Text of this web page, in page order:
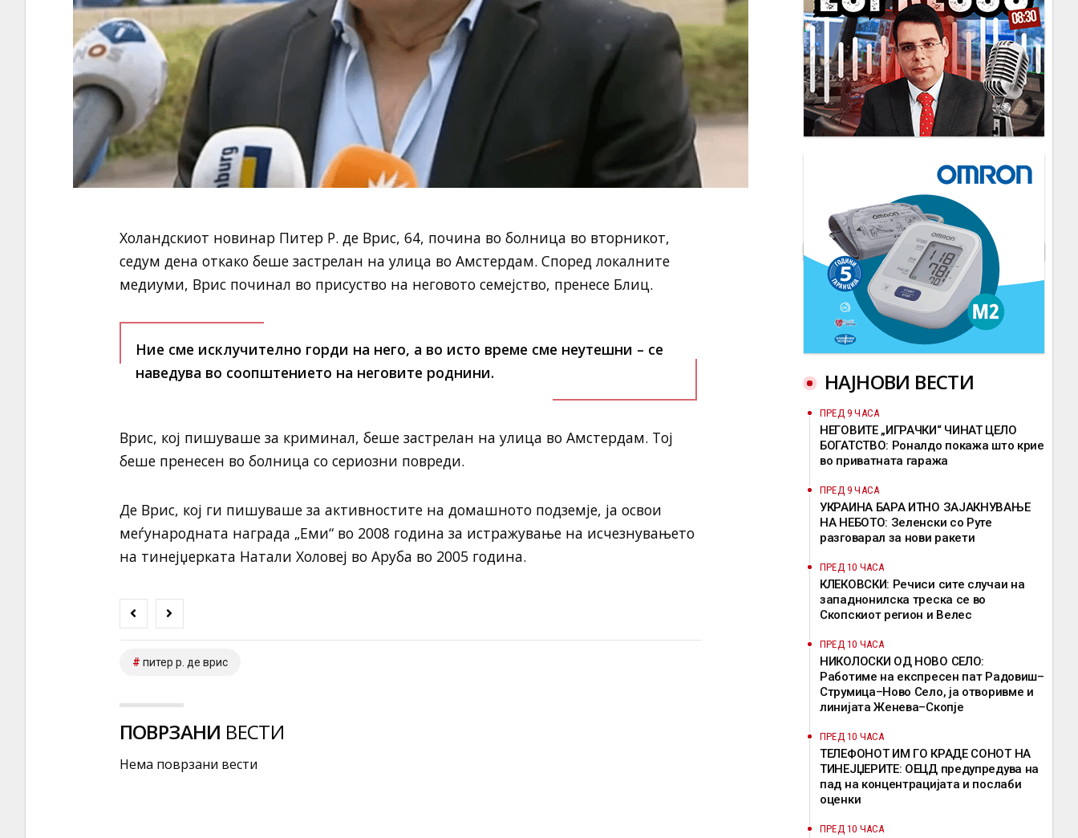
Холандскиот новинар Питер Р. де Врис, 64, почина во болница во вторникот,
седум дена откако беше застрелан на улица во Амстердам. Според локалните
медиуми, Врис починал во присуство на неговото семејство, пренесе Блиц.
Ние сме исклучително горди на него, а во исто време сме неутешни – се
наведува во соопштението на неговите роднини.
Врис, кој пишуваше за криминал, беше застрелан на улица во Амстердам. Тој
беше пренесен во болница со сериозни повреди.
Де Врис, кој ги пишуваше за активностите на домашното подземје, ја освои
меѓународната награда „Еми“ во 2008 година за истражување на исчезнувањето
на тинејџерката Натали Холовеј во Аруба во 2005 година.
питер р. де врис
ПОВРЗАНИ ВЕСТИ
Нема поврзани вести
НАЈНОВИ ВЕСТИ
ПРЕД 9 ЧАСА
НЕГОВИТЕ „ИГРАЧКИ“ ЧИНАТ ЦЕЛО
БОГАТСТВО: Роналдо покажа што крие
во приватната гаража
ПРЕД 9 ЧАСА
УКРАИНА БАРА ИТНО ЗАЈАКНУВАЊЕ
НА НЕБОТО: Зеленски со Руте
разговарал за нови ракети
ПРЕД 10 ЧАСА
КЛЕКОВСКИ: Речиси сите случаи на
западнонилска треска се во
Скопскиот регион и Велес
ПРЕД 10 ЧАСА
НИКОЛОСКИ ОД НОВО СЕЛО:
Работиме на експресен пат Радовиш–
Струмица–Ново Село, ја отворивме и
линијата Женева–Скопје
ПРЕД 10 ЧАСА
ТЕЛЕФОНОТ ИМ ГО КРАДЕ СОНОТ НА
ТИНЕЈЏЕРИТЕ: ОЕЦД предупредува на
пад на концентрацијата и послаби
оценки
ПРЕД 10 ЧАСА